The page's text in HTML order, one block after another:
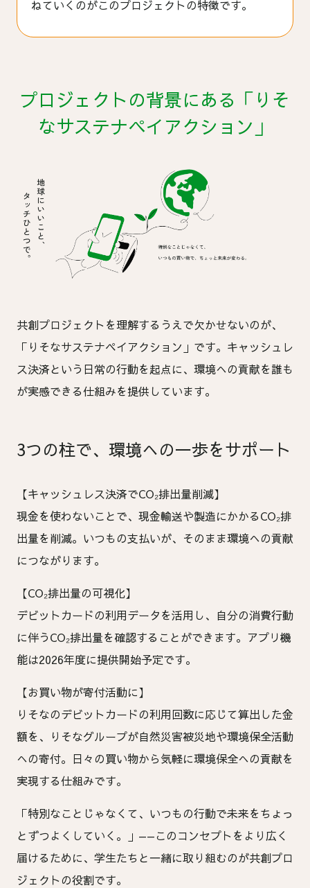
ねていくのがこのプロジェクトの特徴です。
プロジェクトの背景にある「りそ
なサステナペイアクション」
共創プロジェクトを理解するうえで欠かせないのが、
「りそなサステナペイアクション」です。キャッシュレ
ス決済という日常の行動を起点に、環境への貢献を誰も
が実感できる仕組みを提供しています。
3つの柱で、環境への一歩をサポート
【キャッシュレス決済でCO₂排出量削減】
現金を使わないことで、現金輸送や製造にかかるCO₂排
出量を削減。いつもの支払いが、そのまま環境への貢献
につながります。
【CO₂排出量の可視化】
デビットカードの利用データを活用し、自分の消費行動
に伴うCO₂排出量を確認することができます。アプリ機
能は2026年度に提供開始予定です。
【お買い物が寄付活動に】
りそなのデビットカードの利用回数に応じて算出した金
額を、りそなグループが自然災害被災地や環境保全活動
への寄付。日々の買い物から気軽に環境保全への貢献を
実現する仕組みです。
「特別なことじゃなくて、いつもの行動で未来をちょっ
とずつよくしていく。」——このコンセプトをより広く
届けるために、学生たちと一緒に取り組むのが共創プロ
ジェクトの役割です。